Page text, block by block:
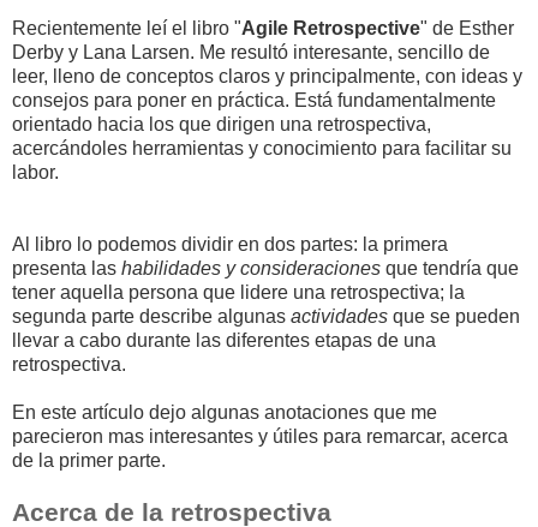
Recientemente leí el libro "Agile Retrospective" de Esther
Derby y Lana Larsen. Me resultó interesante, sencillo de
leer, lleno de conceptos claros y principalmente, con ideas y
consejos para poner en práctica. Está fundamentalmente
orientado hacia los que dirigen una retrospectiva,
acercándoles herramientas y conocimiento para facilitar su
labor.
Al libro lo podemos dividir en dos partes: la primera
presenta las habilidades y consideraciones que tendría que
tener aquella persona que lidere una retrospectiva; la
segunda parte describe algunas actividades que se pueden
llevar a cabo durante las diferentes etapas de una
retrospectiva.
En este artículo dejo algunas anotaciones que me
parecieron mas interesantes y útiles para remarcar, acerca
de la primer parte.
Acerca de la retrospectiva